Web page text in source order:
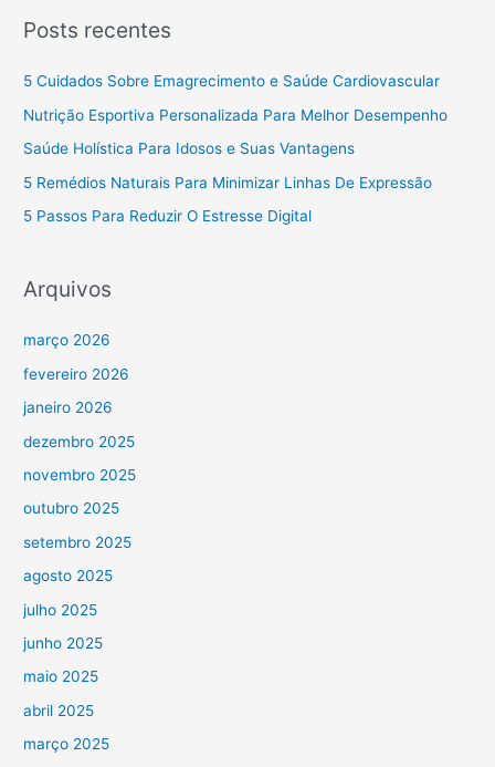
Posts recentes
5 Cuidados Sobre Emagrecimento e Saúde Cardiovascular
Nutrição Esportiva Personalizada Para Melhor Desempenho
Saúde Holística Para Idosos e Suas Vantagens
5 Remédios Naturais Para Minimizar Linhas De Expressão
5 Passos Para Reduzir O Estresse Digital
Arquivos
março 2026
fevereiro 2026
janeiro 2026
dezembro 2025
novembro 2025
outubro 2025
setembro 2025
agosto 2025
julho 2025
junho 2025
maio 2025
abril 2025
março 2025